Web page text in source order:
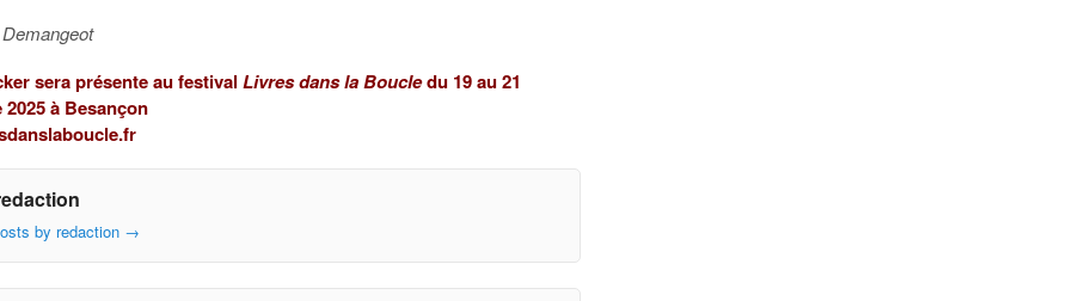
sera présente au festivalLivres dans la Boucledu 19 au 21
à Besançon
by redaction →